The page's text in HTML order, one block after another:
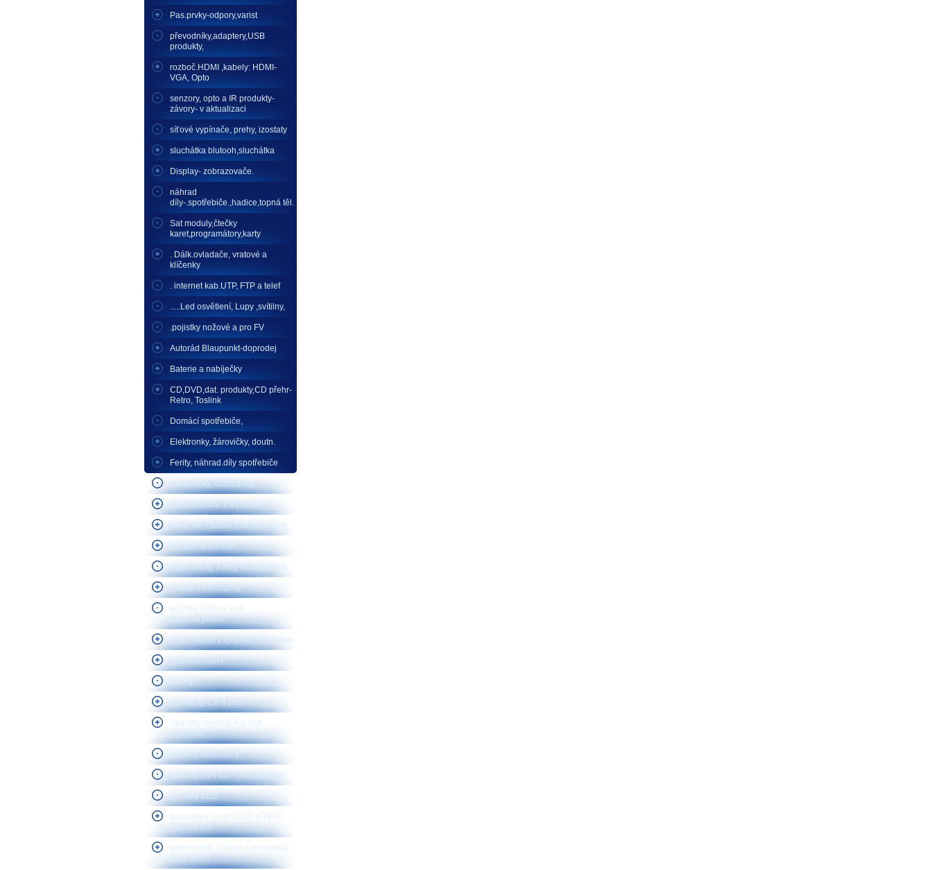
Pas.prvky-odpory,varist
převodníky,adaptery,USB
produkty,
rozboč.HDMI ,kabely: HDMI-
VGA, Opto
senzory, opto a IR produkty-
závory- v aktualizaci
síťové vypínače, prehy, izostaty
sluchátka blutooh,sluchátka
Display- zobrazovače.
náhrad
díly-.spotřebiče.,hadice,topná těl.
Sat moduly,čtečky
karet,programátory,karty
. Dálk.ovladače, vratové a
klíčenky
. internet kab.UTP, FTP a telef
.....Led osvětlení, Lupy ,svítilny,
.pojistky nožové a pro FV
Autorád Blaupunkt-doprodej
Baterie a nabíječky
CD,DVD,dat. produkty,CD přehr-
Retro, Toslink
Domácí spotřebiče,
Elektronky, žárovičky, doutn.
Ferity, náhrad.díly spotřebiče
Kalkulačky, databanky
Meteostanice a teploměry
MP3 ,MP4,audio syst.,Bluetooh
Nářadí- organizér
Papír sáčky a filtry do vysavačů
Patice, Fotoodpory
pojistky nožové pro
polovod.jištění
Reproduktory,vyhybky ND gramo
transformátory
Uhlíky
Vysílačky CB a přísl
-pojistky tepelné 4 a 10A
nevratné
sirenky, ventilátory
žárovky E14 E27 čiré-barevné
žárovky LED
tranzistory Gold USSR KT907-
922 vhf-uhf
germiocidní ionizátor-ochrabna
proti virům